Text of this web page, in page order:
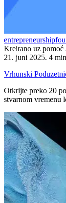
entrepreneurship
Kreirano uz pomoć
21. juni 2025. 4
Vrhunski
Otkrijte preko 20
stvarnom vremenu